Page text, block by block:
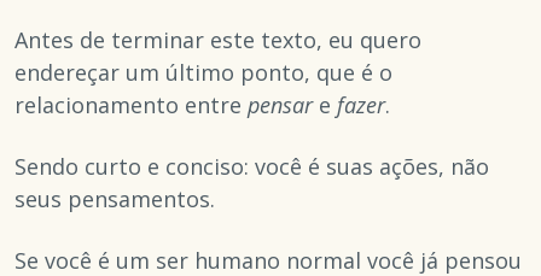
Antes de terminar este texto, eu quero
endereçar um último ponto, que é o
relacionamento entre pensar e fazer.
Sendo curto e conciso: você é suas ações, não
seus pensamentos.
Se você é um ser humano normal você já pensou